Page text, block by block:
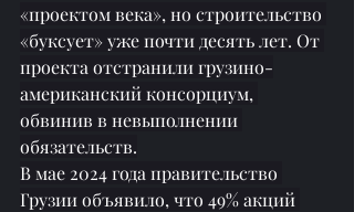
«проектом века», но строительство
«буксует» уже почти десять лет. От
проекта отстранили грузино-
американский консорциум,
обвинив в невыполнении
обязательств.
В мае 2024 года правительство
Грузии объявило, что 49% акций